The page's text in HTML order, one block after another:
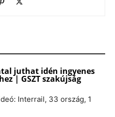
juthat idén ingyenes
| GSZT szakújság
Interrail, 33 ország, 1